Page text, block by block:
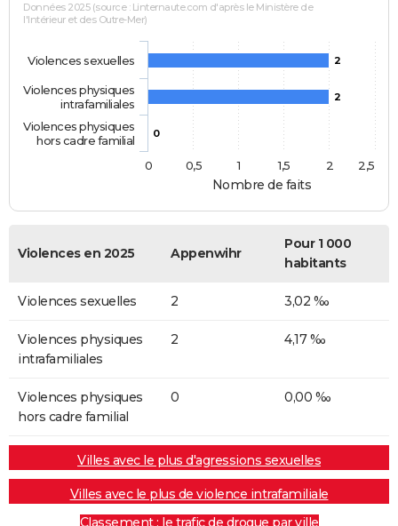
Nombre de faits
Données 2025 (source : Linternaute.com d'après le Ministère de
l'Intérieur et des Outre-Mer)
2
2
0
Violences sexuelles
Violences physiques
intrafamiliales
Violences physiques
hors cadre familial
0
0,5 1 1,5 2 2,5
Violences en 2025 Appenwihr
Pour 1 000
habitants
Violences sexuelles 2 3,02 ‰
Violences physiques
intrafamiliales
2 4,17 ‰
Violences physiques
hors cadre familial
0 0,00 ‰
Villes avec le plus d'agressions sexuelles
Villes avec le plus de violence intrafamiliale
Classement : le trafic de drogue par ville